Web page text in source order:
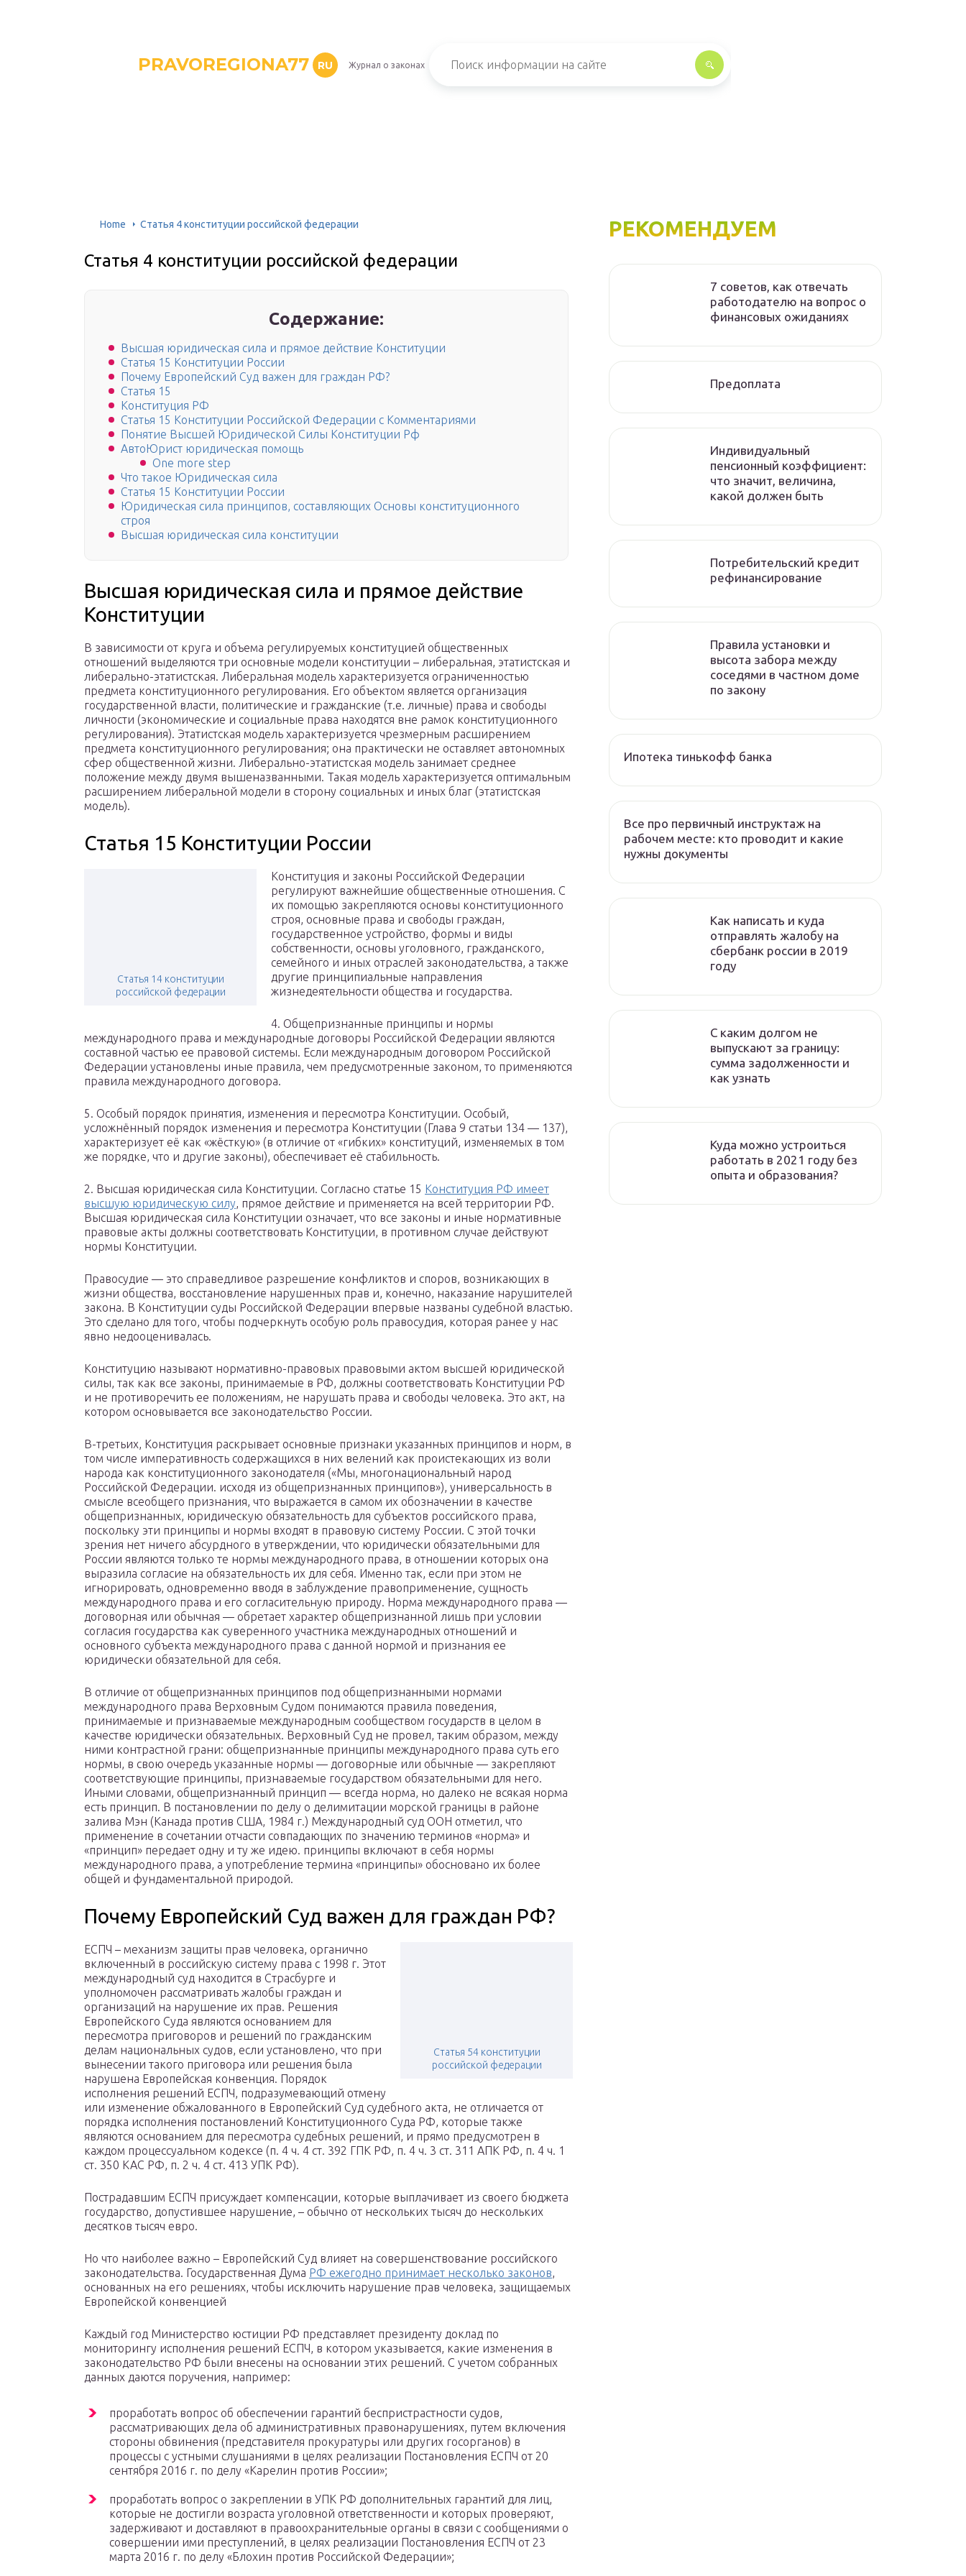
PRAVOREGIONA77 RU Журнал о законах
Home Статья 4 конституции российской федерации
Статья 4 конституции российской федерации
Содержание:
Высшая юридическая сила и прямое действие Конституции
Статья 15 Конституции России
Почему Европейский Суд важен для граждан РФ?
Статья 15
Конституция РФ
Статья 15 Конституции Российской Федерации с Комментариями
Понятие Высшей Юридической Силы Конституции Рф
АвтоЮрист юридическая помощь
One more step
Что такое Юридическая сила
Статья 15 Конституции России
Юридическая сила принципов, составляющих Основы конституционного
строя
Высшая юридическая сила конституции
Высшая юридическая сила и прямое действие
Конституции
В зависимости от круга и объема регулируемых конституцией общественных
отношений выделяются три основные модели конституции – либеральная, этатистская и
либерально-этатистская. Либеральная модель характеризуется ограниченностью
предмета конституционного регулирования. Его объектом является организация
государственной власти, политические и гражданские (т.е. личные) права и свободы
личности (экономические и социальные права находятся вне рамок конституционного
регулирования). Этатистская модель характеризуется чрезмерным расширением
предмета конституционного регулирования; она практически не оставляет автономных
сфер общественной жизни. Либерально-этатистская модель занимает среднее
положение между двумя вышеназванными. Такая модель характеризуется оптимальным
расширением либеральной модели в сторону социальных и иных благ (этатистская
модель).
Статья 15 Конституции России
Статья 14 конституции
российской федерации
Конституция и законы Российской Федерации
регулируют важнейшие общественные отношения. С
их помощью закрепляются основы конституционного
строя, основные права и свободы граждан,
государственное устройство, формы и виды
собственности, основы уголовного, гражданского,
семейного и иных отраслей законодательства, а также
другие принципиальные направления
жизнедеятельности общества и государства.
4. Общепризнанные принципы и нормы
международного права и международные договоры Российской Федерации являются
составной частью ее правовой системы. Если международным договором Российской
Федерации установлены иные правила, чем предусмотренные законом, то применяются
правила международного договора.
5. Особый порядок принятия, изменения и пересмотра Конституции. Особый,
усложнённый порядок изменения и пересмотра Конституции (Глава 9 статьи 134 — 137),
характеризует её как «жёсткую» (в отличие от «гибких» конституций, изменяемых в том
же порядке, что и другие законы), обеспечивает её стабильность.
2. Высшая юридическая сила Конституции. Согласно статье 15 Конституция РФ имеет
высшую юридическую силу, прямое действие и применяется на всей территории РФ.
Высшая юридическая сила Конституции означает, что все законы и иные нормативные
правовые акты должны соответствовать Конституции, в противном случае действуют
нормы Конституции.
Правосудие — это справедливое разрешение конфликтов и споров, возникающих в
жизни общества, восстановление нарушенных прав и, конечно, наказание нарушителей
закона. В Конституции суды Российской Федерации впервые названы судебной властью.
Это сделано для того, чтобы подчеркнуть особую роль правосудия, которая ранее у нас
явно недооценивалась.
Конституцию называют нормативно-правовых правовыми актом высшей юридической
силы, так как все законы, принимаемые в РФ, должны соответствовать Конституции РФ
и не противоречить ее положениям, не нарушать права и свободы человека. Это акт, на
котором основывается все законодательство России.
В-третьих, Конституция раскрывает основные признаки указанных принципов и норм, в
том числе императивность содержащихся в них велений как проистекающих из воли
народа как конституционного законодателя («Мы, многонациональный народ
Российской Федерации. исходя из общепризнанных принципов»), универсальность в
смысле всеобщего признания, что выражается в самом их обозначении в качестве
общепризнанных, юридическую обязательность для субъектов российского права,
поскольку эти принципы и нормы входят в правовую систему России. С этой точки
зрения нет ничего абсурдного в утверждении, что юридически обязательными для
России являются только те нормы международного права, в отношении которых она
выразила согласие на обязательность их для себя. Именно так, если при этом не
игнорировать, одновременно вводя в заблуждение правоприменение, сущность
международного права и его согласительную природу. Норма международного права —
договорная или обычная — обретает характер общепризнанной лишь при условии
согласия государства как суверенного участника международных отношений и
основного субъекта международного права с данной нормой и признания ее
юридически обязательной для себя.
В отличие от общепризнанных принципов под общепризнанными нормами
международного права Верховным Судом понимаются правила поведения,
принимаемые и признаваемые международным сообществом государств в целом в
качестве юридически обязательных. Верховный Суд не провел, таким образом, между
ними контрастной грани: общепризнанные принципы международного права суть его
нормы, в свою очередь указанные нормы — договорные или обычные — закрепляют
соответствующие принципы, признаваемые государством обязательными для него.
Иными словами, общепризнанный принцип — всегда норма, но далеко не всякая норма
есть принцип. В постановлении по делу о делимитации морской границы в районе
залива Мэн (Канада против США, 1984 г.) Международный суд ООН отметил, что
применение в сочетании отчасти совпадающих по значению терминов «норма» и
«принцип» передает одну и ту же идею. принципы включают в себя нормы
международного права, а употребление термина «принципы» обосновано их более
общей и фундаментальной природой.
Почему Европейский Суд важен для граждан РФ?
Статья 54 конституции
российской федерации
ЕСПЧ – механизм защиты прав человека, органично
включенный в российскую систему права с 1998 г. Этот
международный суд находится в Страсбурге и
уполномочен рассматривать жалобы граждан и
организаций на нарушение их прав. Решения
Европейского Суда являются основанием для
пересмотра приговоров и решений по гражданским
делам национальных судов, если установлено, что при
вынесении такого приговора или решения была
нарушена Европейская конвенция. Порядок
исполнения решений ЕСПЧ, подразумевающий отмену
или изменение обжалованного в Европейский Суд судебного акта, не отличается от
порядка исполнения постановлений Конституционного Суда РФ, которые также
являются основанием для пересмотра судебных решений, и прямо предусмотрен в
каждом процессуальном кодексе (п. 4 ч. 4 ст. 392 ГПК РФ, п. 4 ч. 3 ст. 311 АПК РФ, п. 4 ч. 1
ст. 350 КАС РФ, п. 2 ч. 4 ст. 413 УПК РФ).
Пострадавшим ЕСПЧ присуждает компенсации, которые выплачивает из своего бюджета
государство, допустившее нарушение, – обычно от нескольких тысяч до нескольких
десятков тысяч евро.
Но что наиболее важно – Европейский Суд влияет на совершенствование российского
законодательства. Государственная Дума РФ ежегодно принимает несколько законов,
основанных на его решениях, чтобы исключить нарушение прав человека, защищаемых
Европейской конвенцией
Каждый год Министерство юстиции РФ представляет президенту доклад по
мониторингу исполнения решений ЕСПЧ, в котором указывается, какие изменения в
законодательство РФ были внесены на основании этих решений. С учетом собранных
данных даются поручения, например:
проработать вопрос об обеспечении гарантий беспристрастности судов,
рассматривающих дела об административных правонарушениях, путем включения
стороны обвинения (представителя прокуратуры или других госорганов) в
процессы с устными слушаниями в целях реализации Постановления ЕСПЧ от 20
сентября 2016 г. по делу «Карелин против России»;
проработать вопрос о закреплении в УПК РФ дополнительных гарантий для лиц,
которые не достигли возраста уголовной ответственности и которых проверяют,
задерживают и доставляют в правоохранительные органы в связи с сообщениями о
совершении ими преступлений, в целях реализации Постановления ЕСПЧ от 23
марта 2016 г. по делу «Блохин против Российской Федерации»;
РЕКОМЕНДУЕМ
7 советов, как отвечать
работодателю на вопрос о
финансовых ожиданиях
Предоплата
Индивидуальный
пенсионный коэффициент:
что значит, величина,
какой должен быть
Потребительский кредит
рефинансирование
Правила установки и
высота забора между
соседями в частном доме
по закону
Ипотека тинькофф банка
Все про первичный инструктаж на
рабочем месте: кто проводит и какие
нужны документы
Как написать и куда
отправлять жалобу на
сбербанк россии в 2019
году
C каким долгом не
выпускают за границу:
сумма задолженности и
как узнать
Куда можно устроиться
работать в 2021 году без
опыта и образования?